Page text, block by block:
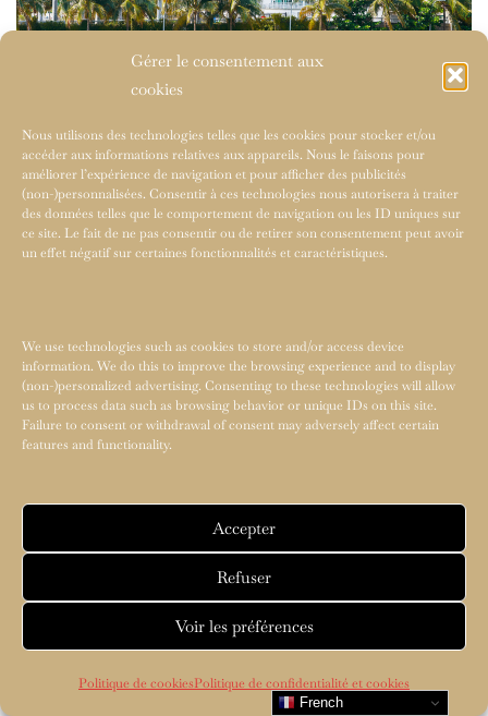
Gérer le consentement aux
cookies
Nous utilisons des technologies telles que les cookies pour stocker et/ou
accéder aux informations relatives aux appareils. Nous le faisons pour
améliorer l’expérience de navigation et pour afficher des publicités
(non-)personnalisées. Consentir à ces technologies nous autorisera à traiter
des données telles que le comportement de navigation ou les ID uniques sur
ce site. Le fait de ne pas consentir ou de retirer son consentement peut avoir
un effet négatif sur certaines fonctionnalités et caractéristiques.
We use technologies such as cookies to store and/or access device
information. We do this to improve the browsing experience and to display
(non-)personalized advertising. Consenting to these technologies will allow
us to process data such as browsing behavior or unique IDs on this site.
Failure to consent or withdrawal of consent may adversely affect certain
features and functionality.
Accepter
Refuser
Voir les préférences
Politique de cookiesPolitique de confidentialité et cookies
French